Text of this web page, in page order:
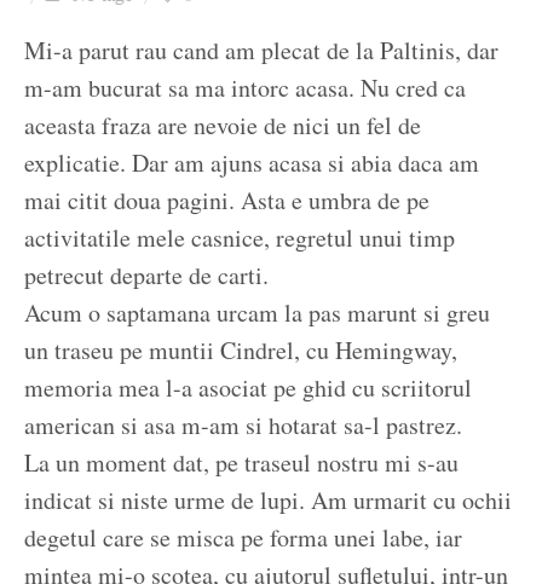
Mi-a parut rau cand am plecat de la Paltinis, dar
m-am bucurat sa ma intorc acasa. Nu cred ca
aceasta fraza are nevoie de nici un fel de
explicatie. Dar am ajuns acasa si abia daca am
mai citit doua pagini. Asta e umbra de pe
activitatile mele casnice, regretul unui timp
petrecut departe de carti.
Acum o saptamana urcam la pas marunt si greu
un traseu pe muntii Cindrel, cu Hemingway,
memoria mea l-a asociat pe ghid cu scriitorul
american si asa m-am si hotarat sa-l pastrez.
La un moment dat, pe traseul nostru mi s-au
indicat si niste urme de lupi. Am urmarit cu ochii
degetul care se misca pe forma unei labe, iar
mintea mi-o scotea, cu ajutorul sufletului, intr-un